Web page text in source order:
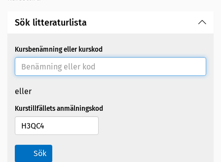
Sök litteraturlista
Kursbenämning eller kurskod
eller
Kurstillfällets anmälningskod
Sök